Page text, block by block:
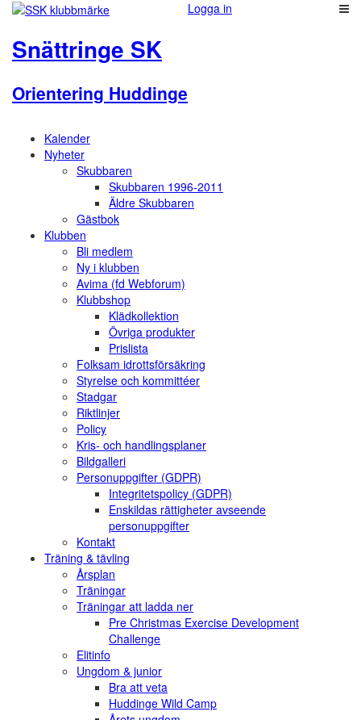
Logga in
Snättringe SK
Orientering Huddinge
Kalender
Nyheter
Skubbaren
Skubbaren 1996-2011
Äldre Skubbaren
Gästbok
Klubben
Bli medlem
Ny i klubben
Avima (fd Webforum)
Klubbshop
Klädkollektion
Övriga produkter
Prislista
Folksam idrottsförsäkring
Styrelse och kommittéer
Stadgar
Riktlinjer
Policy
Kris- och handlingsplaner
Bildgalleri
Personuppgifter (GDPR)
Integritetspolicy (GDPR)
Enskildas rättigheter avseende
personuppgifter
Kontakt
Träning & tävling
Årsplan
Träningar
Träningar att ladda ner
Pre Christmas Exercise Development
Challenge
Elitinfo
Ungdom & junior
Bra att veta
Huddinge Wild Camp